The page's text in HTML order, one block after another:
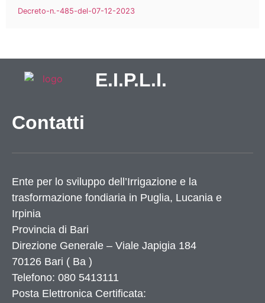
Decreto-n.-485-del-07-12-2023
E.I.P.L.I.
Contatti
Ente per lo sviluppo dell’Irrigazione e la
trasformazione fondiaria in Puglia, Lucania e
Irpinia
Provincia di Bari
Direzione Generale – Viale Japigia 184
70126 Bari ( Ba )
Telefono: 080 5413111
Posta Elettronica Certificata: